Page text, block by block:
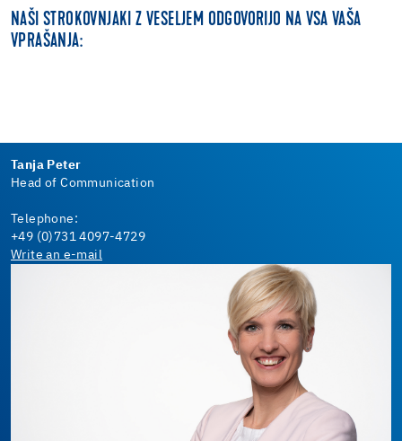
NAŠI STROKOVNJAKI Z VESELJEM ODGOVORIJO NA VSA VAŠA
VPRAŠANJA:
Tanja Peter
Head of Communication
Telephone:
+49 (0)731 4097-4729
Write an e-mail